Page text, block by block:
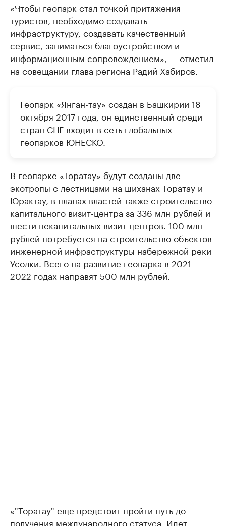
«Чтобы геопарк стал точкой притяжения
туристов, необходимо создавать
инфраструктуру, создавать качественный
сервис, заниматься благоустройством и
информационным сопровождением», — отметил
на совещании глава региона Радий Хабиров.
Геопарк «Янган-тау» создан в Башкирии 18
октября 2017 года, он единственный среди
стран СНГ входит в сеть глобальных
геопарков ЮНЕСКО.
В геопарке «Торатау» будут созданы две
экотропы с лестницами на шиханах Торатау и
Юрактау, в планах властей также строительство
капитального визит-центра за 336 млн рублей и
шести некапитальных визит-центров. 100 млн
рублей потребуется на строительство объектов
инженерной инфраструктуры набережной реки
Усолки. Всего на развитие геопарка в 2021–
2022 годах направят 500 млн рублей.
«"Торатау" еще предстоит пройти путь до
получения международного статуса. Идет